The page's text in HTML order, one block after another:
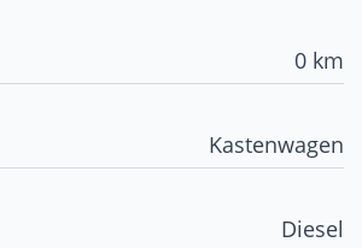
0 km
Kastenwagen
Diesel